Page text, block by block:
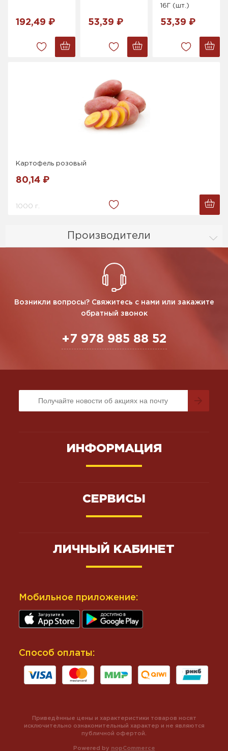
Производители
192,49 ₽ 53,39 ₽
16Г (шт.)
53,39 ₽
Картофель розовый
80,14 ₽
1000 г.
Возникли вопросы? Свяжитесь с нами или закажите
обратный звонок
+7 978 985 88 52
ИНФОРМАЦИЯ
СЕРВИСЫ
ЛИЧНЫЙ КАБИНЕТ
Мобильное приложение:
Способ оплаты:
Powered by nopCommerce
Приведённые цены и характеристики товаров носят
исключительно ознакомительный характер и не являются
публичной офертой.